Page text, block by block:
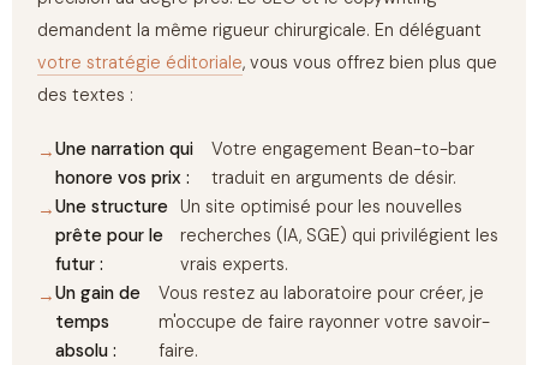
demandent la même rigueur chirurgicale. En déléguant
votre stratégie éditoriale, vous vous offrez bien plus que
des textes :
Une narration qui
honore vos prix :
Votre engagement Bean-to-bar
traduit en arguments de désir.
Une structure
prête pour le
futur :
Un site optimisé pour les nouvelles
recherches (IA, SGE) qui privilégient les
vrais experts.
Un gain de
temps
absolu :
Vous restez au laboratoire pour créer, je
m'occupe de faire rayonner votre savoir-
faire.